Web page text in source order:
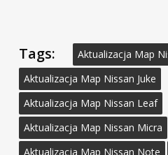
Tags:
Aktualizacja Map
Aktualizacja Map Nissan Juke
Aktualizacja Map Nissan Leaf
Aktualizacja Map Nissan Micra
Aktualizacja Map Nissan Note